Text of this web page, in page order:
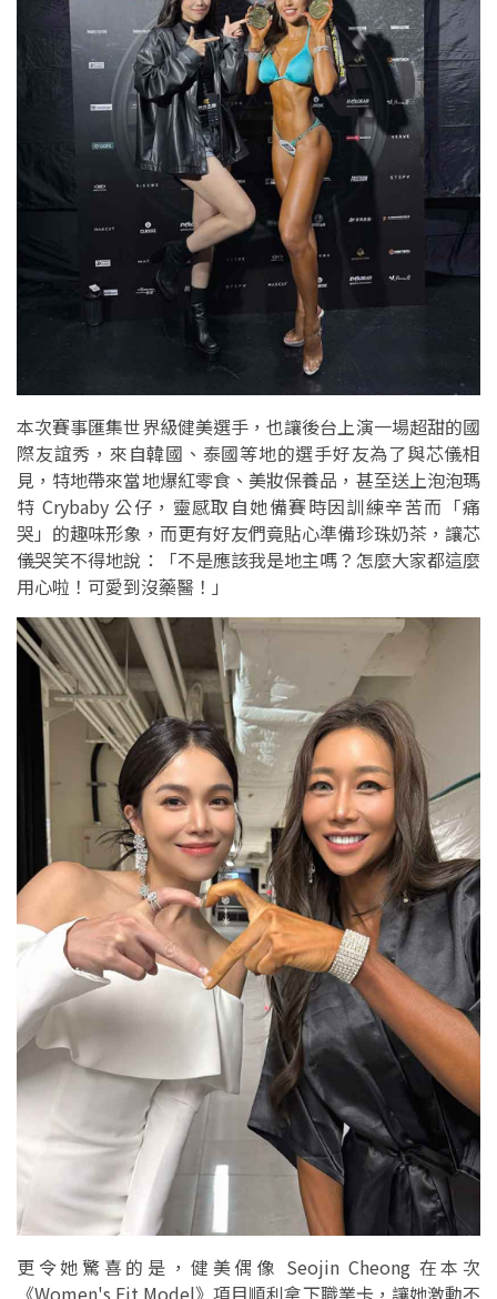
本次賽事匯集世界級健美選手，也讓後台上演一場超甜的國
際友誼秀，來自韓國、泰國等地的選手好友為了與芯儀相
見，特地帶來當地爆紅零食、美妝保養品，甚至送上泡泡瑪
特 Crybaby 公仔，靈感取自她備賽時因訓練辛苦而「痛
哭」的趣味形象，而更有好友們竟貼心準備珍珠奶茶，讓芯
儀哭笑不得地說：「不是應該我是地主嗎？怎麼大家都這麼
用心啦！可愛到沒藥醫！」
更令她驚喜的是，健美偶像 Seojin Cheong 在本次
《Women's Fit Model》項目順利拿下職業卡，讓她激動不